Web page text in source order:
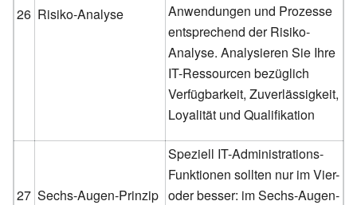
26 Risiko-Analyse
Anwendungen und Prozesse
entsprechend der Risiko-
Analyse. Analysieren Sie Ihre
IT-Ressourcen bezüglich
Verfügbarkeit, Zuverlässigkeit,
Loyalität und Qualifikation
27 Sechs-Augen-Prinzip
Speziell IT-Administrations-
Funktionen sollten nur im Vier-
oder besser: im Sechs-Augen-